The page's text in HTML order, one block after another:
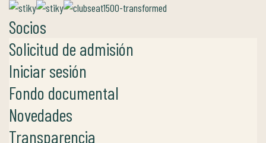
Socios
Solicitud de admisión
Iniciar sesión
Fondo documental
Novedades
Transparencia